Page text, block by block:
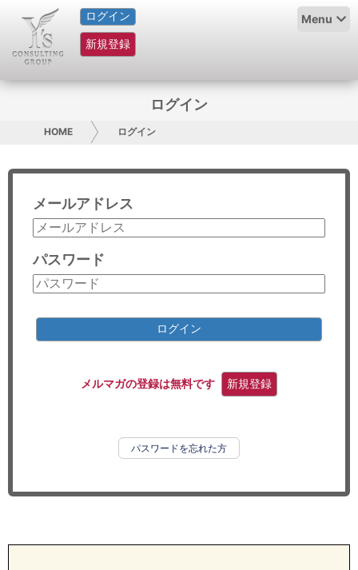
ログイン
新規登録
Menu
HOME
サービス紹介
グループ概要
採用情報
お問い合わせ
コンサルティング
リサーチ
ログイン
HOME ログイン
メールアドレス
パスワード
ログイン
メルマガの登録は無料です 新規登録
パスワードを忘れた方